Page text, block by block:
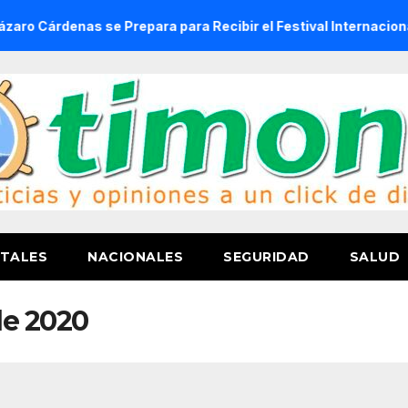
se Prepara para Recibir el Festival Internacional de la
NACIONALES SEGURIDAD SALUD
2020